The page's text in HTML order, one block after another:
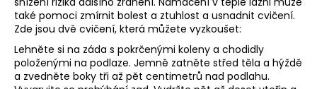
také pomoci zmírnit bolest a ztuhlost a usnadnit cvičení.
Zde jsou dvě cvičení, která můžete vyzkoušet:
Lehněte si na záda s pokrčenými koleny a chodidly
položenými na podlaze. Jemně zatněte střed těla a hýždě
a zvedněte boky tři až pět centimetrů nad podlahu.